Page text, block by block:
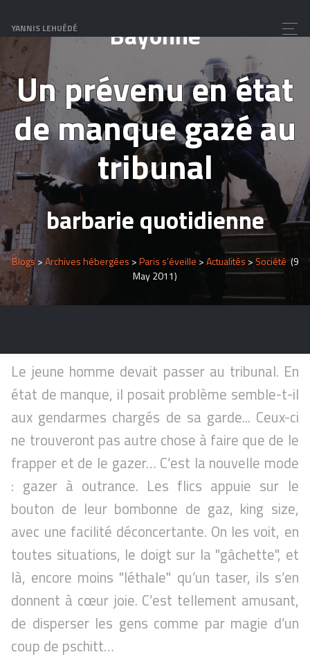
YANNIS LEHUÉDÉ Bayonne
Un prévenu en état
de manque gazé au
tribunal
barbarie quotidienne
Blogs >Archives hébergées >Paris s’éveille >Actualités > Société (9
May 2011)
Le jeune homme devait passer au tribunal. En
état de manque, il posait problème semble-t-il
aux gendarmes chargés de sa garde... Ceux-ci
ne trouveront pas autre chose à faire que de le
frapper et de le gazer… C’est la nouvelle mode
: gazer à outrance. Les flics appuie sur le
bouton de leur bombonne de gaz, king size,
avec une facilité déconcertante. On les voit, en
toutes situations, le doigt sur la "gâchette", et
là, encore moins "léthale" qu’un taser, ils s’en
donnent à cœur joie. C’est tellement amusant,
de disperser les gens comme par magie d’un
coup de pschitt…